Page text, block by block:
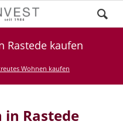
Rastede kaufen
Wohnen kaufen
Rastede